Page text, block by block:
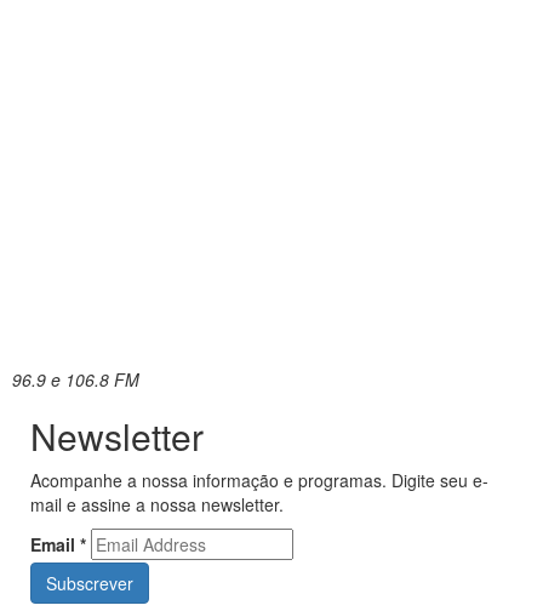
96.9 e 106.8 FM
Newsletter
Acompanhe a nossa informação e programas. Digite seu e-
mail e assine a nossa newsletter.
Email *